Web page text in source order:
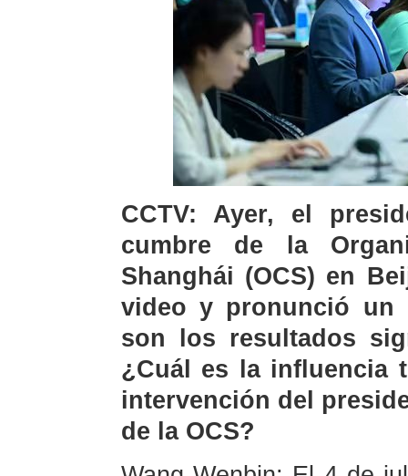
CCTV: Ayer, el
cumbre de la
Shanghái (OCS) en
video y pronunció un
son los resultados
¿Cuál es la influencia
intervención del
de la OCS?